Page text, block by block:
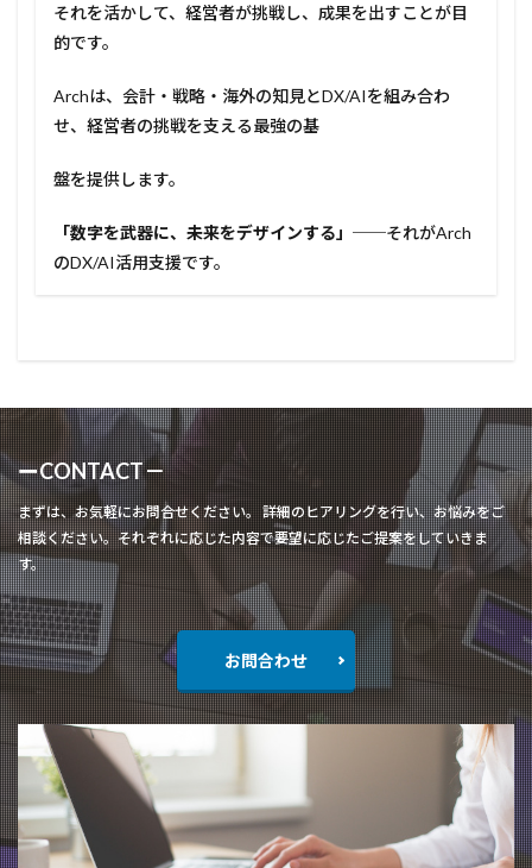
それを活かして、経営者が挑戦し、成果を出すことが目
的です。
Archは、会計・戦略・海外の知見とDX/AIを組み合わ
せ、経営者の挑戦を支える最強の基
盤を提供します。
「数字を武器に、未来をデザインする」 ──それがArch
のDX/AI活用支援です。
ーCONTACT－
まずは、お気軽にお問合せください。 詳細のヒアリングを行い、お悩みをご
相談ください。それぞれに応じた内容で要望に応じたご提案をしていきま
す。
お問合わせ